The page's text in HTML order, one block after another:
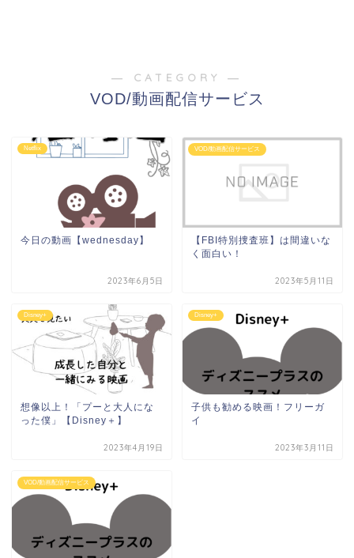
― CATEGORY ―
VOD/動画配信サービス
Netflix
今日の動画【wednesday】
2023年6月5日
VOD/動画配信サービス
【FBI特別捜査班】は間違いな
く面白い！
2023年5月11日
Disney+
想像以上！「プーと大人にな
った僕」【Disney＋】
2023年4月19日
Disney+
子供も勧める映画！フリーガ
イ
2023年3月11日
VOD/動画配信サービス